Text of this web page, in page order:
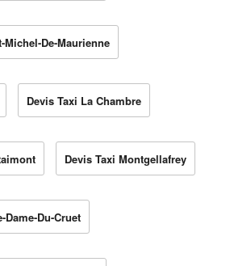
Michel-De-Maurienne
Devis Taxi La Chambre
Devis Taxi Montgellafrey
Dame-Du-Cruet